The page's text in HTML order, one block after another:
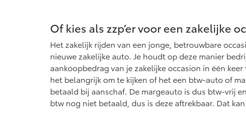
Of kies als zzp’er voor een zakelijke
Het zakelijk rijden van een jonge, betrouwbare
nieuwe zakelijke auto. Je houdt op deze manier
aankoopbedrag van je zakelijke occasion in één
het belangrijk om te kijken of het een btw-auto of
betaald bij aanschaf. De margeauto is dus btw-vrij
btw nog niet betaald, dus is deze aftrekbaar. Dat